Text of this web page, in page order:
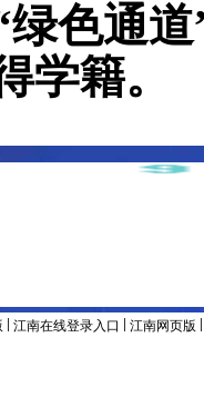
绿色通道
学籍。
| 江南在线登录入口 | 江南网页版